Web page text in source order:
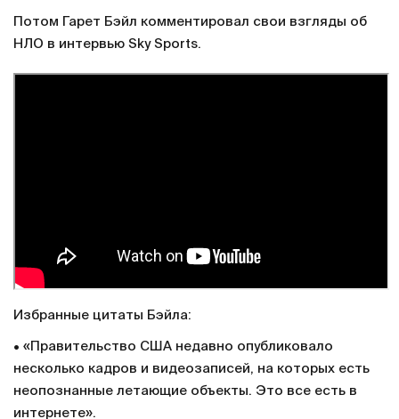
Потом Гарет Бэйл комментировал свои взгляды об
НЛО в интервью Sky Sports.
Избранные цитаты Бэйла:
• «Правительство США недавно опубликовало
несколько кадров и видеозаписей, на которых есть
неопознанные летающие объекты. Это все есть в
интернете».